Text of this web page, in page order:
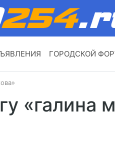
ГОРОДСКОЙ
«галина